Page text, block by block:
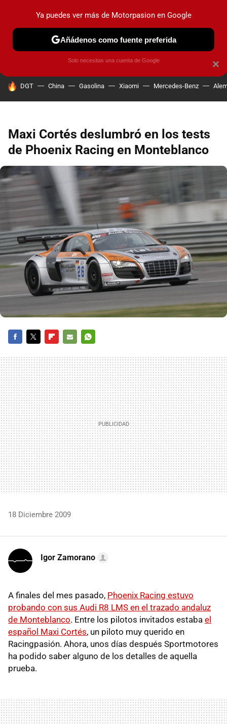
PRUEBAS COCHES ELÉCTRICOS OBSERVATORIO
HOY SE HABLA DE
DGT China Gasolina Xiaomi Mercedes-Benz
Maxi Cortés deslumbró en los tests
de Phoenix Racing en Monteblanco
MAIL
18 Diciembre 2009
Igor Zamorano
A finales del mes pasado, Phoenix Racing estuvo
probando con sus Audi R8 LMS en el trazado andaluz
de Monteblanco. Entre los pilotos invitados estaba el
español Maxi Cortés, un piloto muy querido en
Racingpasión. Ahora, unos días después Sportmotores
ha podido saber alguno de los detalles de aquella
prueba.
×
Ya puedes ver más de Motorpasion en Google
Añádenos como fuente preferida
Solo necesitas una cuenta de Google